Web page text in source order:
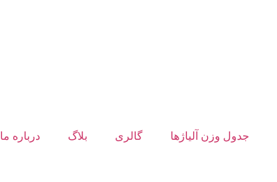
جدول وزن آلیاژها گالری بلاگ درباره ما